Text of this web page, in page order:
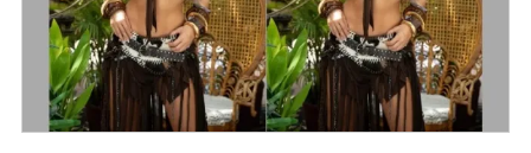
बनकर
उभरी
नोरा
फतेही